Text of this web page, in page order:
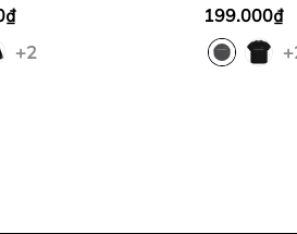
+2
vận động,
199.000₫